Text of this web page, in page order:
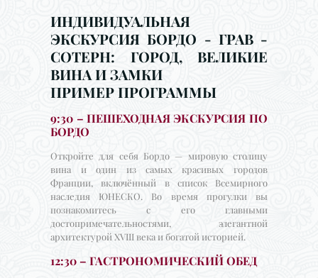
ИНДИВИДУАЛЬНАЯ
ЭКСКУРСИЯ БОРДО - ГРАВ -
СОТЕРН: ГОРОД, ВЕЛИКИЕ
ВИНА И ЗАМКИ
ПРИМЕР ПРОГРАММЫ
9:30 – ПЕШЕХОДНАЯ ЭКСКУРСИЯ ПО
БОРДО
Откройте для себя Бордо — мировую столицу
вина и один из самых красивых городов
Франции, включённый в список Всемирного
наследия ЮНЕСКО. Во время прогулки вы
познакомитесь с его главными
достопримечательностями, элегантной
архитектурой XVIII века и богатой историей.
12:30 – ГАСТРОНОМИЧЕСКИЙ ОБЕД